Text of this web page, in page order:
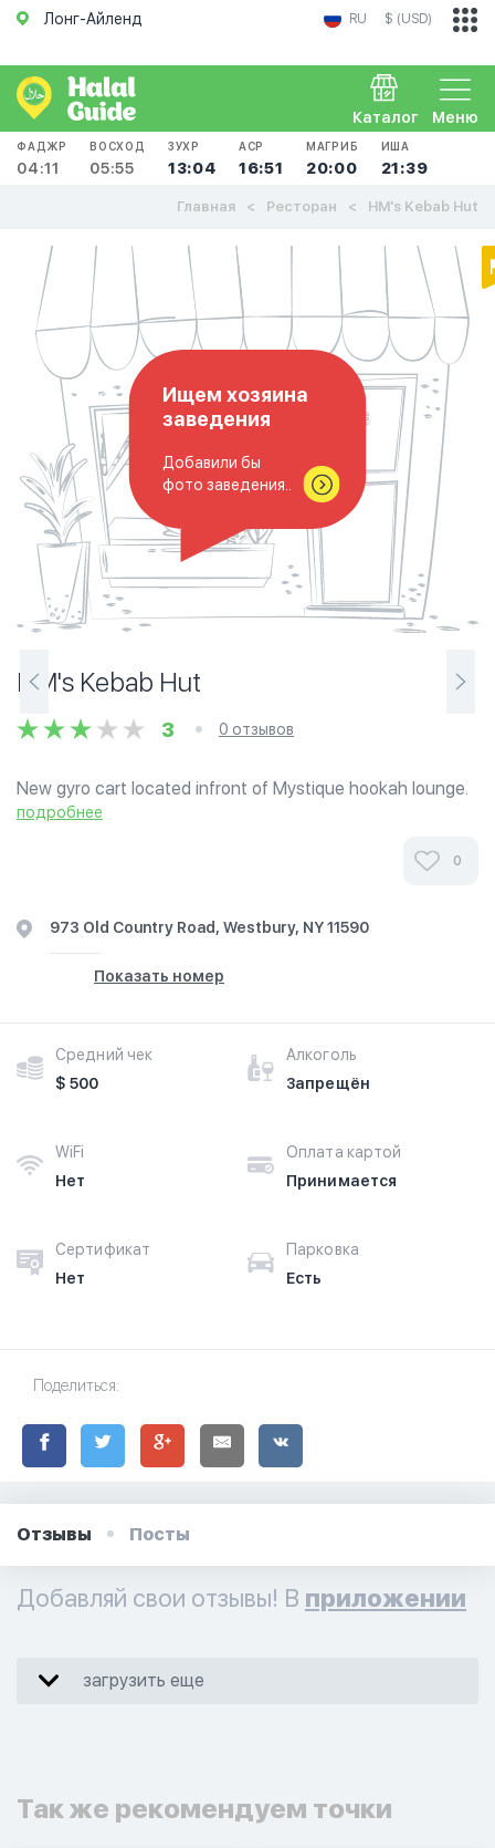
Лонг-Айленд RU $ (USD)
Меню
Каталог
ФАДЖР
04:11
ВОСХОД
05:55
ЗУХР
13:04
АСР
16:51
МАГРИБ
20:00
ИША
21:39
Главная Ресторан HM's Kebab Hut
Ищем хозяина
заведения
Добавили бы
фото заведения..
HM's Kebab Hut
3 0 отзывов
New gyro cart located infront of Mystique hookah lounge.
Includes chicken/lamb/mix/kofta kebab over rice, Falafel
подробнее
0
973 Old Country Road, Westbury, NY 11590
Показать номер
Средний чек
$ 500
Алкоголь
Запрещён
WiFi
Нет
Оплата картой
Принимается
Сертификат
Нет
Парковка
Есть
Поделиться:
Отзывы Посты
Добавляй свои отзывы! В приложении
загрузить еще
Так же рекомендуем точки